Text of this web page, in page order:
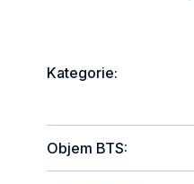
Kategorie:
Objem BTS: